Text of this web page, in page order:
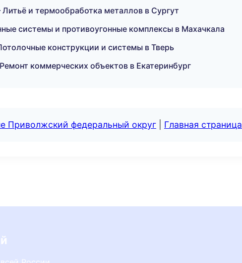
и термообработка металлов в Сургут
системы и противоугонные комплексы в Махачкала
конструкции и системы в Тверь
коммерческих объектов в Екатеринбург
Приволжский федеральный округ Главная страница